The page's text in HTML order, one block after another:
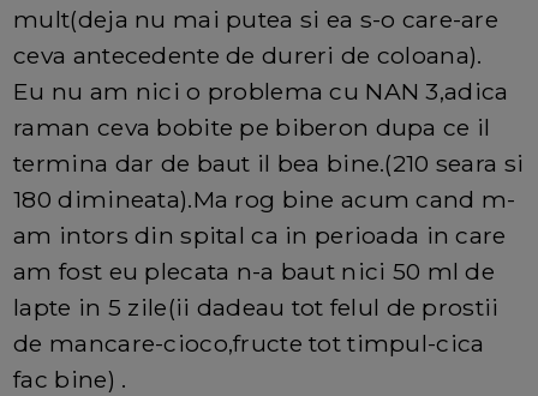
mult(deja nu mai putea si ea s-o care-are
ceva antecedente de dureri de coloana).
Eu nu am nici o problema cu NAN 3,adica
raman ceva bobite pe biberon dupa ce il
termina dar de baut il bea bine.(210 seara si
180 dimineata).Ma rog bine acum cand m-
am intors din spital ca in perioada in care
am fost eu plecata n-a baut nici 50 ml de
lapte in 5 zile(ii dadeau tot felul de prostii
de mancare-cioco,fructe tot timpul-cica
fac bine) .